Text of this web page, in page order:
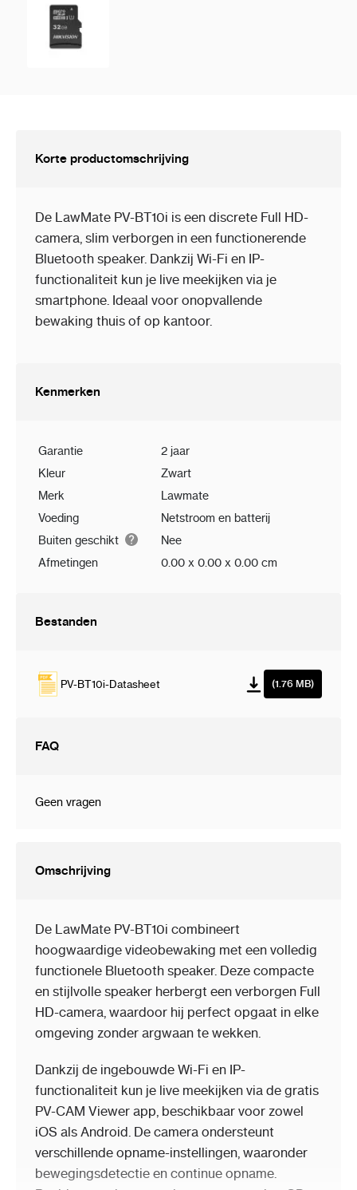
Korte productomschrijving
De LawMate PV-BT10i is een discrete Full HD-
camera, slim verborgen in een functionerende
Bluetooth speaker. Dankzij Wi-Fi en IP-
functionaliteit kun je live meekijken via je
smartphone. Ideaal voor onopvallende
bewaking thuis of op kantoor.
Kenmerken
Garantie
2 jaar
Kleur
Zwart
Merk
Lawmate
Voeding
Netstroom en batterij
Buiten geschikt
Nee
Afmetingen
0.00 x 0.00 x 0.00 cm
Bestanden
PV-BT10i-Datasheet (1.76 MB)
FAQ
Geen vragen
Omschrijving
De LawMate PV-BT10i combineert
hoogwaardige videobewaking met een volledig
functionele Bluetooth speaker. Deze compacte
en stijlvolle speaker herbergt een verborgen Full
HD-camera, waardoor hij perfect opgaat in elke
omgeving zonder argwaan te wekken.
Dankzij de ingebouwde Wi-Fi en IP-
functionaliteit kun je live meekijken via de gratis
PV-CAM Viewer app, beschikbaar voor zowel
iOS als Android. De camera ondersteunt
verschillende opname-instellingen, waaronder
bewegingsdetectie en continue opname.